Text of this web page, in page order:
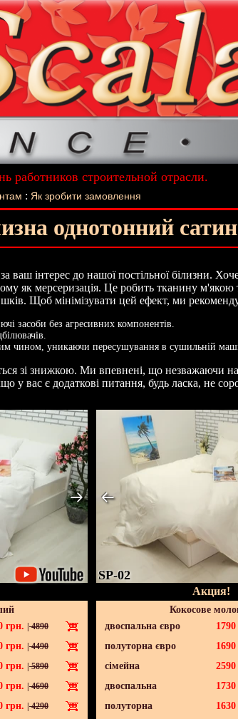
работников строительной отрасли.
- Постельное белье La Scala!
: Як зробити замовлення
однотонний
ваш інтерес до нашої постільної білизни.
як мерсеризація. Це робить тканину
Щоб мінімізувати цей ефект, ми
засоби без агресивних компонентів.
чином, уникаючи пересушування в сушильній
зі знижкою. Ми впевнені, що незважаючи
у вас є додаткові питання, будь ласка, не
грн. 4890
грн. 4490
грн. 5890
грн. 4690
грн. 4290
SP-02
Акция!
Кокосове
двоспальна євро
1790
полуторна євро 1690
сімейна 2590
двоспальна 1730
полуторна 1630